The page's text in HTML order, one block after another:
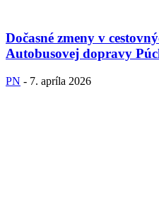
Dočasné zmeny v
Autobusovej dopravy
PN - 7. apríla 2026